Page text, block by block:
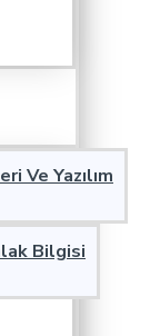
Ve Yazılım
Bilgisi